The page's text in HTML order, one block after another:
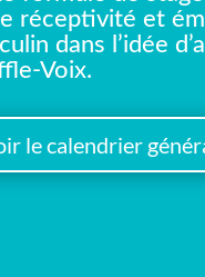
réceptivité et
dans l’idée
Voix.
le calendrier